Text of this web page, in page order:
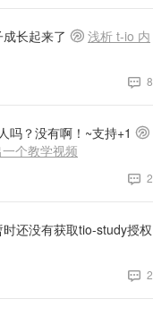
长起来了
浅析 t-io 内
8
吗？没有啊！~支持+1
个教学视频
2
时还没有获取tio-study授权
2